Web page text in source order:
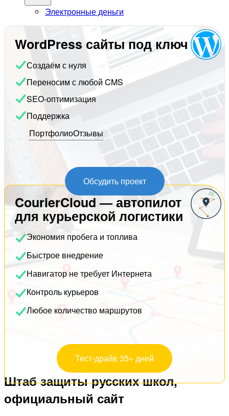
меню
Электронные деньги
WordPress сайты под ключ
Создаём с нуля
Переносим с любой CMS
SEO-оптимизация
Поддержка
ПортфолиоОтзывы
Обсудить проект
CourierCloud — автопилот
для курьерской логистики
Экономия пробега и топлива
Быстрое внедрение
Навигатор не требует Интернета
Контроль курьеров
Любое количество маршрутов
Тест-драйв 35+ дней
Штаб защиты русских школ,
официальный сайт